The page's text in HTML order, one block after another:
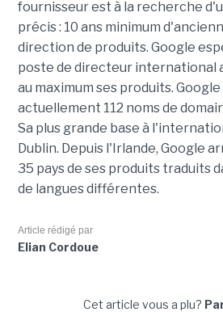
fournisseur est à la recherche
précis : 10 ans minimum
direction de produits. Google
poste de directeur international
au maximum ses produits.
actuellement 112 noms de
Sa plus grande base à
Dublin. Depuis l'Irlande, Google
35 pays de ses produits traduits
de langues différentes.
Article rédigé par
Elian Cordoue
Cet article vous a plu?